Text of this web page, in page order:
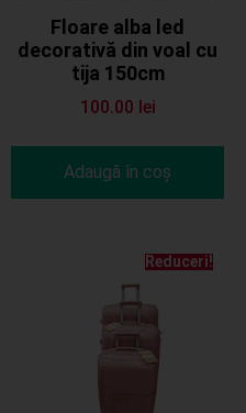
Floare alba led
decorativă din voal cu
tija 150cm
100.00 lei
Adaugă în coș
Reduceri!